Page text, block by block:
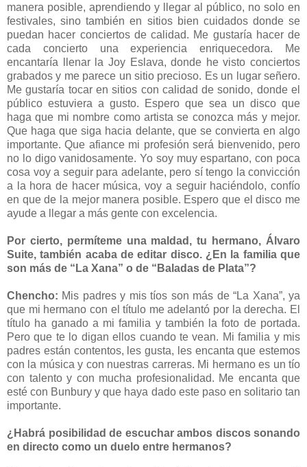
manera posible, aprendiendo y llegar al público, no solo en
festivales, sino también en sitios bien cuidados donde se
puedan hacer conciertos de calidad. Me gustaría hacer de
cada concierto una experiencia enriquecedora. Me
encantaría llenar la Joy Eslava, donde he visto conciertos
grabados y me parece un sitio precioso. Es un lugar señero.
Me gustaría tocar en sitios con calidad de sonido, donde el
público estuviera a gusto. Espero que sea un disco que
haga que mi nombre como artista se conozca más y mejor.
Que haga que siga hacia delante, que se convierta en algo
importante. Que afiance mi profesión será bienvenido, pero
no lo digo vanidosamente. Yo soy muy espartano, con poca
cosa voy a seguir para adelante, pero sí tengo la convicción
a la hora de hacer música, voy a seguir haciéndolo, confío
en que de la mejor manera posible. Espero que el disco me
ayude a llegar a más gente con excelencia.
Por cierto, permíteme una maldad, tu hermano, Álvaro
Suite, también acaba de editar disco. ¿En la familia que
son más de “La Xana” o de “Baladas de Plata”?
Chencho: Mis padres y mis tíos son más de “La Xana”, ya
que mi hermano con el título me adelantó por la derecha. El
título ha ganado a mi familia y también la foto de portada.
Pero que te lo digan ellos cuando te vean. Mi familia y mis
padres están contentos, les gusta, les encanta que estemos
con la música y con nuestras carreras. Mi hermano es un tío
con talento y con mucha profesionalidad. Me encanta que
esté con Bunbury y que haya dado este paso en solitario tan
importante.
¿Habrá posibilidad de escuchar ambos discos sonando
en directo como un duelo entre hermanos?